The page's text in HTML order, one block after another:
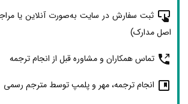
ثبت سفارش در سایت به‌صورت آنلاین یا
اصل مدارک)
تماس همکاران و مشاوره قبل از انجام ترجمه
انجام ترجمه، مهر و پلمپ توسط مترجم رسمی